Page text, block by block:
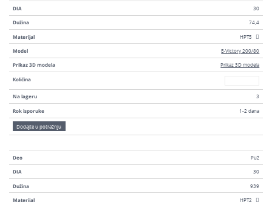
DIA 30
Dužina 74,4
Materijal HPT5
Model E-Victory 200/80
Prikaz 3D modela Prikaz 3D modela
Količina
Na lageru 3
Rok isporuke 1-2 dana
Dodajte u potražnju
Deo Puž
DIA 30
Dužina 939
Materijal HPT2